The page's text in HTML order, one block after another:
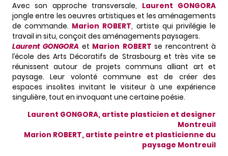
Avec son approche transversale, Laurent GONGORA
jongle entre les oeuvres artistiques et les aménagements
de commande. Marion ROBERT, artiste qui privilégie le
travail in situ, conçoit des aménagements paysagers.
Laurent GONGORA et Marion ROBERT se rencontrent à
l’école des Arts Décoratifs de Strasbourg et très vite se
réunissent autour de projets communs alliant art et
paysage. Leur volonté commune est de créer des
espaces insolites invitant le visiteur à une expérience
singulière, tout en invoquant une certaine poésie.
Laurent GONGORA, artiste plasticien et designer
Montreuil
Marion ROBERT, artiste peintre et plasticienne du
paysage Montreuil